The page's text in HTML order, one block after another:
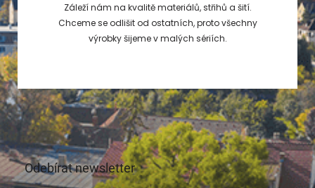
Záleží nám na kvalitě materiálů, střihů a šití.
Chceme se odlišit od ostatních, proto všechny
výrobky šijeme v malých sériích.
Odebírat newsletter